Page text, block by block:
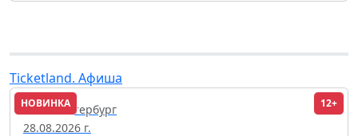
Ticketland. Афиша
НОВИНКА 12+
Санкт-Петербург
28.08.2026 г.